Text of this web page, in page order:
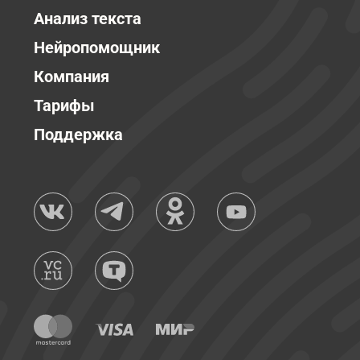
Анализ текста
Нейропомощник
Компания
Тарифы
Поддержка